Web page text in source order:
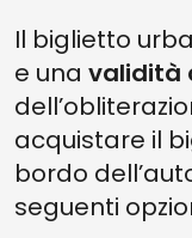
Il biglietto
e una validità
acquistare il
bordo
seguenti